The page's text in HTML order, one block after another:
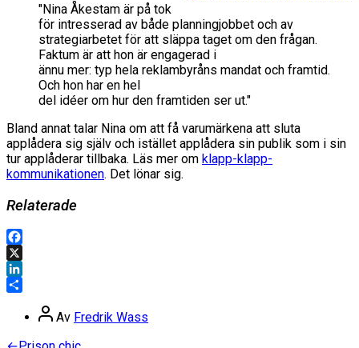
"Nina Åkestam är på tok
för intresserad av både planningjobbet och av
strategiarbetet för att släppa taget om den frågan.
Faktum är att hon är engagerad i
ännu mer: typ hela reklambyråns mandat och framtid.
Och hon har en hel
del idéer om hur den framtiden ser ut."
Bland annat talar Nina om att få varumärkena att sluta
applådera sig själv och istället applådera sin publik som i sin
tur applåderar tillbaka. Läs mer om klapp-klapp-
kommunikationen. Det lönar sig.
Relaterade
Facebook
X
LinkedIn
Inläggsförfattare
Av Fredrik Wass
Föregående